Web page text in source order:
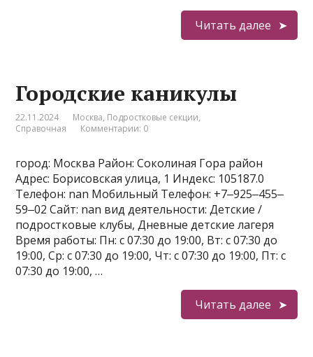
Читать далее
Городские каникулы
22.11.2024 Москва, Подростковые секции,
Справочная
Комментарии: 0
город: Москва Район: Соколиная Гора район
Адрес: Борисовская улица, 1 Индекс: 105187.0
Телефон: nan Мобильный Телефон: +7‒925‒455‒
59‒02 Сайт: nan вид деятельности: Детские /
подростковые клубы, Дневные детские лагеря
Время работы: Пн: с 07:30 до 19:00, Вт: с 07:30 до
19:00, Ср: с 07:30 до 19:00, Чт: с 07:30 до 19:00, Пт: с
07:30 до 19:00, …
Читать далее